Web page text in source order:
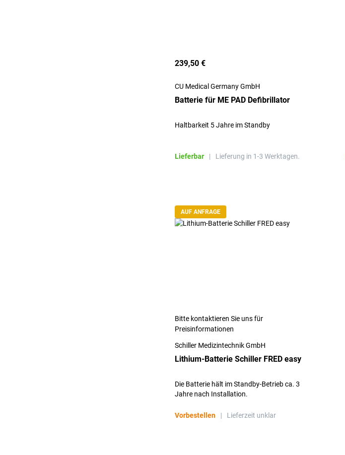
239,50 €
CU Medical Germany GmbH
Batterie für ME PAD Defibrillator
Haltbarkeit 5 Jahre im Standby
Lieferbar | Lieferung in 1-3 Werktagen.
AUF ANFRAGE
Bitte kontaktieren Sie uns für
Preisinformationen
Schiller Medizintechnik GmbH
Lithium-Batterie Schiller FRED easy
Die Batterie hält im Standby-Betrieb ca. 3
Jahre nach Installation.
Vorbestellen | Lieferzeit unklar